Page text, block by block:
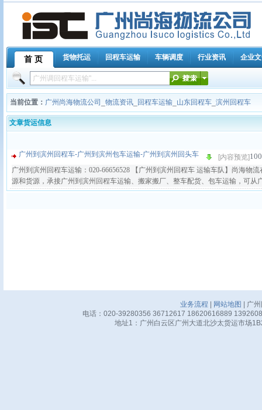
首 页 货物托运 回程车运输 车辆调度 行业资讯 企业
当前位置： 广州尚海物流公司 物流资讯 回程车运输 山东回程车 滨州回程车
文章货运信息
广州到滨州回程车-广州到滨州包车运输-广州到滨州回头车 [内容预览]
广州到滨州回程车运输：020-66656528 【广州到滨州回程车 运输车队】尚海物
源和货源，承接广州到滨州回程车运输、搬家搬厂、整车配货、包车运输，可从
业务流程 网站地图
| 广
电话：020-39280356 36712617 18620616889
地址1：广州白云区广州大道北沙太货运市场